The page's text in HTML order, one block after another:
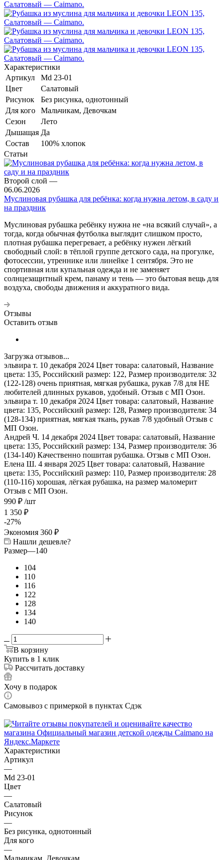
Характеристики
Артикул
Md 23-01
Цвет
Салатовый
Рисунок
Без рисунка, однотонный
Для кого
Мальчикам, Девочкам
Сезон
Лето
Дышащая Да
Состав
100% хлопок
Статьи
Второй слой —
06.06.2026
Муслиновая рубашка для ребёнка: когда нужна летом, в саду и
на праздник
Муслиновая рубашка ребёнку нужна не «на всякий случай», а
тогда, когда обычная футболка выглядит слишком просто,
плотная рубашка перегревает, а ребёнку нужен лёгкий
свободный слой: в тёплой группе детского сада, на прогулке,
фотосессии, утреннике или линейке 1 сентября. Это не
спортивная или купальная одежда и не заменяет
солнцезащитный крем, панаму и тень — это бытовая вещь для
воздуха, свободы движения и аккуратного вида.
Отзывы
Оставить отзыв
Загрузка отзывов...
эльвира т. 10 декабря 2024 Цвет товара: салатовый, Название
цвета: 135, Российский размер: 122, Размер производителя: 32
(122-128) очень приятная, мягкая рубашка, рукав 7/8 для НЕ
любителей длинных рукавов, удобный. Отзыв с МП Озон.
эльвира т. 10 декабря 2024 Цвет товара: салатовый, Название
цвета: 135, Российский размер: 128, Размер производителя: 34
(128-134) приятная, мягкая ткань, рукав 7/8 удобный Отзыв с
МП Озон.
Андрей Ч. 14 декабря 2024 Цвет товара: салатовый, Название
цвета: 135, Российский размер: 134, Размер производителя: 36
(134-140) Качественно пошитая рубашка. Отзыв с МП Озон.
Елена Ш. 4 января 2025 Цвет товара: салатовый, Название
цвета: 135, Российский размер: 110, Размер производителя: 28
(110-116) хорошая, лëгкая рубашка, на размер маломерит
Отзыв с МП Озон.
990 ₽ /шт
1 350 ₽
-27%
Экономия 360 ₽
Нашли дешевле?
Размер—140
104
110
116
122
128
134
140
В корзину
Купить в 1 клик
Рассчитать доставку
Хочу в подарок
Самовывоз с примеркой в пунктах Сдэк
Характеристики
Артикул
—
Md 23-01
Цвет
—
Салатовый
Рисунок
—
Без рисунка, однотонный
Для кого
—
Мальчикам, Девочкам